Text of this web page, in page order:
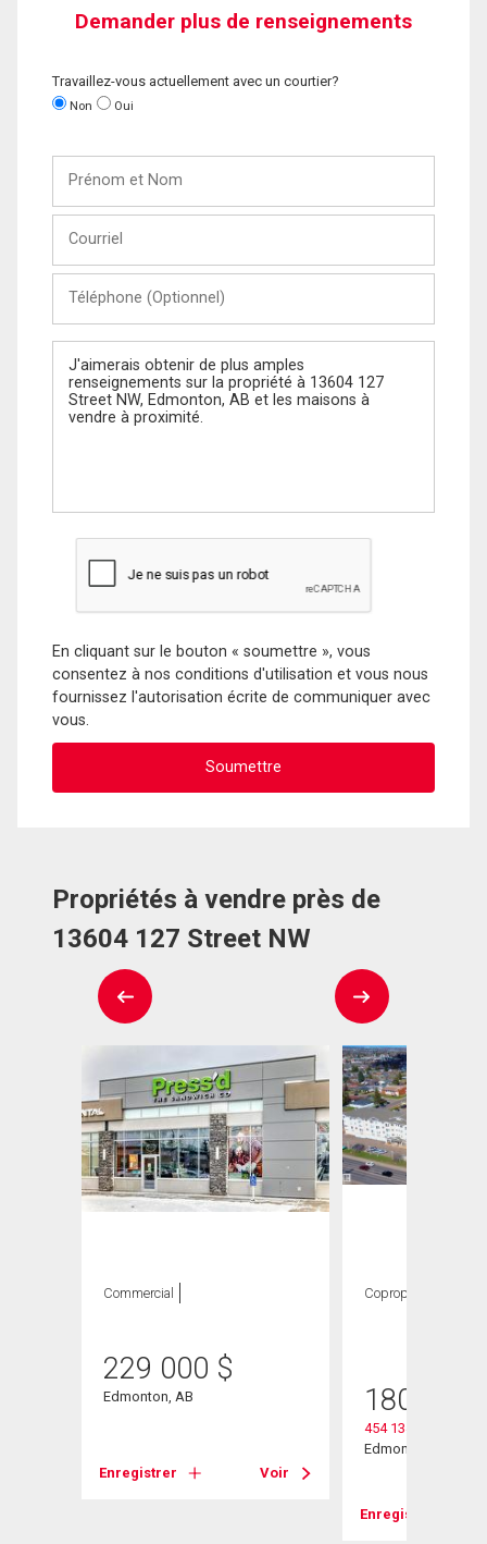
Demander plus de renseignements
Travaillez-vous actuellement avec un courtier?
Non Oui
Nom
(Optionnel)
Message
En cliquant sur le bouton « soumettre », vous
consentez à nos conditions d'utilisation et vous nous
fournissez l'autorisation écrite de communiquer avec
vous.
Propriétés à vendre près de
13604 127 Street NW
Commercial
229 000 $
Edmonton, AB
Enregistrer Voir
Copropriété
180 000
454 13441 127
Edmonton, AB
Enregistrer